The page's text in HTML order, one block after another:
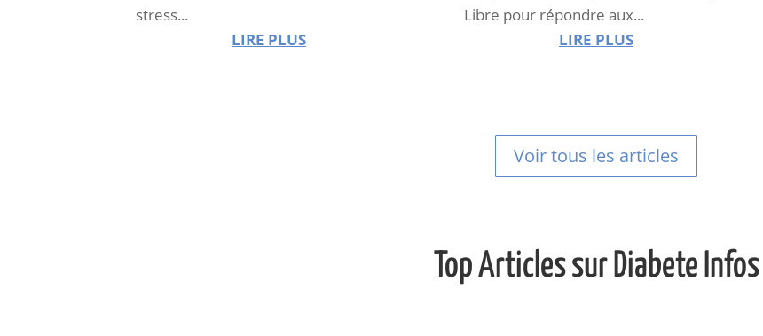
stress...
LIRE PLUS
Libre pour répondre aux...
LIRE PLUS
Voir tous les articles
Top Articles sur Diabete Infos